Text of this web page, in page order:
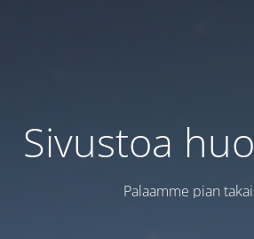
Sivustoa
Palaamme pian